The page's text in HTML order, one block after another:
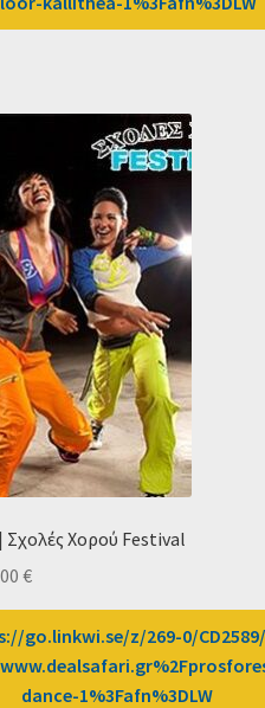
Χορού Festival
€
go.linkwi.se/z/269-0/
dance-1%3Fafn%3DLW